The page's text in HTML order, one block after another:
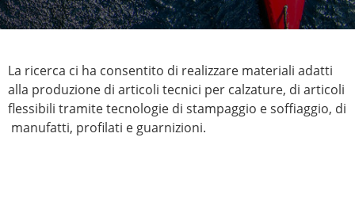
La ricerca ci ha consentito di realizzare materiali adatti
alla produzione di articoli tecnici per calzature, di articoli
flessibili tramite tecnologie di stampaggio e soffiaggio, di
manufatti, profilati e guarnizioni.